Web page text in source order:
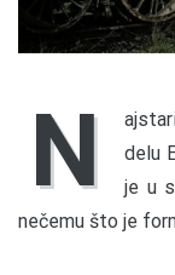
N
delu
je u
nečemu što je